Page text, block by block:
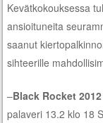
Kevätkokouksessa
ansioituneita
saanut
sihteerille
–Black Rocket
palaveri 13.2 klo 18